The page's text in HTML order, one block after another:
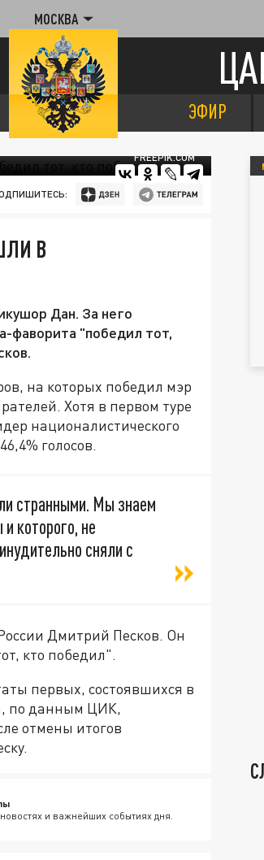
МОСКВА
ЭФИР
FREEPIK.COM
В
Дан. За него
фаворита "победил тот,
на которых победил мэр
Хотя в первом туре
националистического
голосов.
странными. Мы знаем
которого, не
сняли с
Дмитрий Песков. Он
кто победил".
первых, состоявшихся в
по данным ЦИК,
отмены итогов
и важнейших событиях дня.